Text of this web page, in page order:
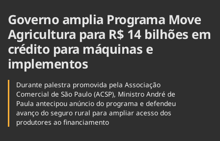
Governo amplia Programa Move
Agricultura para R$ 14 bilhões em
crédito para máquinas e
implementos
Durante palestra promovida pela Associação
Comercial de São Paulo (ACSP), Ministro André de
Paula antecipou anúncio do programa e defendeu
avanço do seguro rural para ampliar acesso dos
produtores ao financiamento